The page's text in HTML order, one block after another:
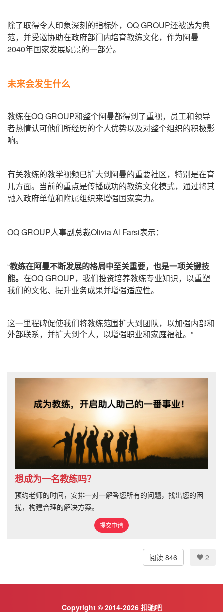
除了取得令人印象深刻的指标外，OQ GROUP还被选为典
范，并受邀协助在政府部门内培育教练文化，作为阿曼
2040年国家发展愿景的一部分。
未来会发生什么
教练在OQ GROUP和整个阿曼都得到了重视，员工和领导
者热情认可他们所经历的个人优势以及对整个组织的积极影
响。
有关教练的教学视频已扩大到阿曼的重要社区，特别是在育
儿方面。 当前的重点是传播成功的教练文化模式，通过将其
融入政府单位和附属组织来增强国家实力。
OQ GROUP人事副总裁Olivia Al Farsi表示：
“教练在阿曼不断发展的格局中至关重要，也是一项关键技
能。 在OQ GROUP，我们投资培养教练专业知识，以重塑
我们的文化、提升业务成果并增强适应性。
这一里程碑促使我们将教练范围扩大到团队，以加强内部和
外部联系，并扩大到个人，以增强职业和家庭福祉。 ”
想成为一名教练吗？
预约老师的时间，安排一对一解答您所有的问题，找出您的困
扰，构建合理的解决方案。
提交申请
阅读 846 2
Copyright © 2014-2026 扣驰吧